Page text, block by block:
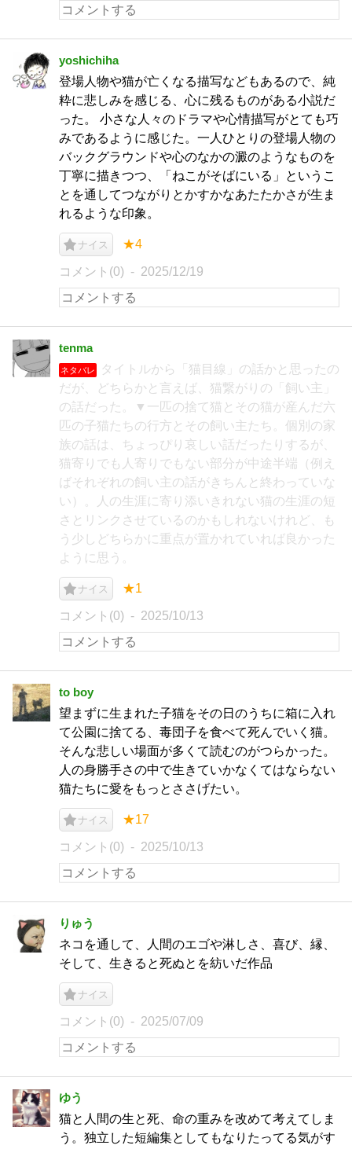
yoshichiha
登場人物や猫が亡くなる描写などもあるので、純
粋に悲しみを感じる、心に残るものがある小説だ
った。 小さな人々のドラマや心情描写がとても巧
みであるように感じた。一人ひとりの登場人物の
バックグラウンドや心のなかの澱のようなものを
丁寧に描きつつ、「ねこがそばにいる」というこ
とを通してつながりとかすかなあたたかさが生ま
れるような印象。
ナイス ★4
コメント(0) 2025/12/19
tenma
ネタバレ
タイトルから「猫目線」の話かと思ったの
だが、どちらかと言えば、猫繋がりの「飼い主」
の話だった。▼一匹の捨て猫とその猫が産んだ六
匹の子猫たちの行方とその飼い主たち。個別の家
族の話は、ちょっぴり哀しい話だったりするが、
猫寄りでも人寄りでもない部分が中途半端（例え
ばそれぞれの飼い主の話がきちんと終わっていな
い）。人の生涯に寄り添いきれない猫の生涯の短
さとリンクさせているのかもしれないけれど、も
う少しどちらかに重点が置かれていれば良かった
ように思う。
ナイス ★1
コメント(0) 2025/10/13
to boy
望まずに生まれた子猫をその日のうちに箱に入れ
て公園に捨てる、毒団子を食べて死んでいく猫。
そんな悲しい場面が多くて読むのがつらかった。
人の身勝手さの中で生きていかなくてはならない
猫たちに愛をもっとささげたい。
ナイス ★17
コメント(0) 2025/10/13
りゅう
ネコを通して、人間のエゴや淋しさ、喜び、縁、
そして、生きると死ぬとを紡いだ作品
ナイス
コメント(0) 2025/07/09
ゆう
猫と人間の生と死、命の重みを改めて考えてしま
う。独立した短編集としてもなりたってる気がす